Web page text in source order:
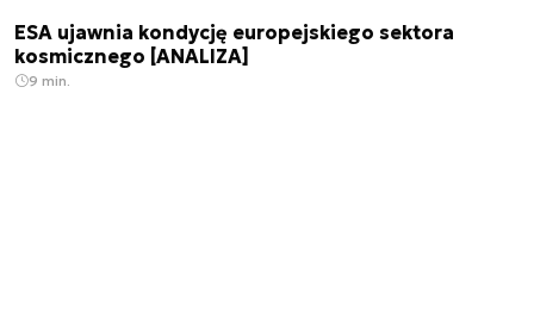
ESA ujawnia kondycję europejskiego sektora
kosmicznego [ANALIZA]
9 min.